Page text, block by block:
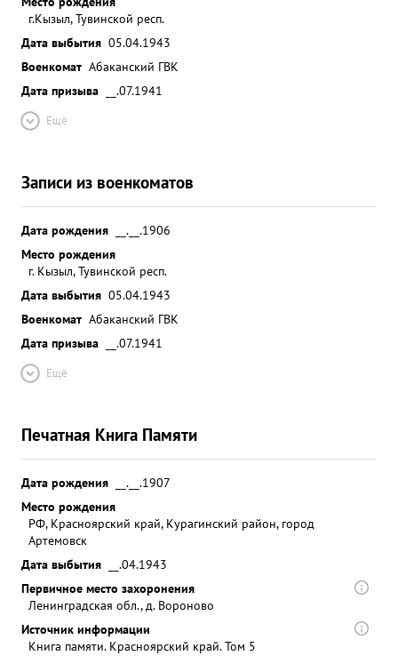
г.Кызыл, Тувинской респ.
Дата выбытия 05.04.1943
Военкомат Абаканский ГВК
Дата призыва
__.07.1941
Ещё
Записи из военкоматов
Дата рождения
__.__.1906
Место рождения
г. Кызыл, Тувинской респ.
Дата выбытия 05.04.1943
Военкомат Абаканский ГВК
Дата призыва
__.07.1941
Ещё
Печатная Книга Памяти
Дата рождения
__.__.1907
Место рождения
РФ, Красноярский край, Курагинский район, город
Артемовск
Дата выбытия
__.04.1943
Первичное место захоронения
Ленинградская обл., д. Вороново
Источник информации
Книга памяти. Красноярский край. Том 5